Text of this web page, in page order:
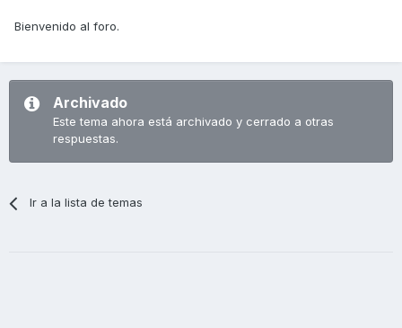
Bienvenido al foro.
Archivado
Este tema ahora está archivado y cerrado a otras
respuestas.
Ir a la lista de temas